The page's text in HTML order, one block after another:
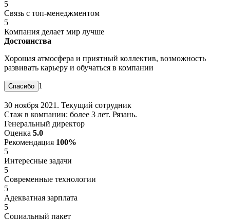
5
Связь с топ-менеджментом
5
Компания делает мир лучше
Достоинства
Хорошая атмосфера и приятный коллектив, возможность
развивать карьеру и обучаться в компании
1
30 ноября 2021. Текущий сотрудник
Стаж в компании: более 3 лет. Рязань.
Генеральный директор
Оценка 5.0
Рекомендация 100%
5
Интересные задачи
5
Современные технологии
5
Адекватная зарплата
5
Социальный пакет